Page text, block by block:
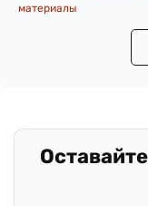
материалы